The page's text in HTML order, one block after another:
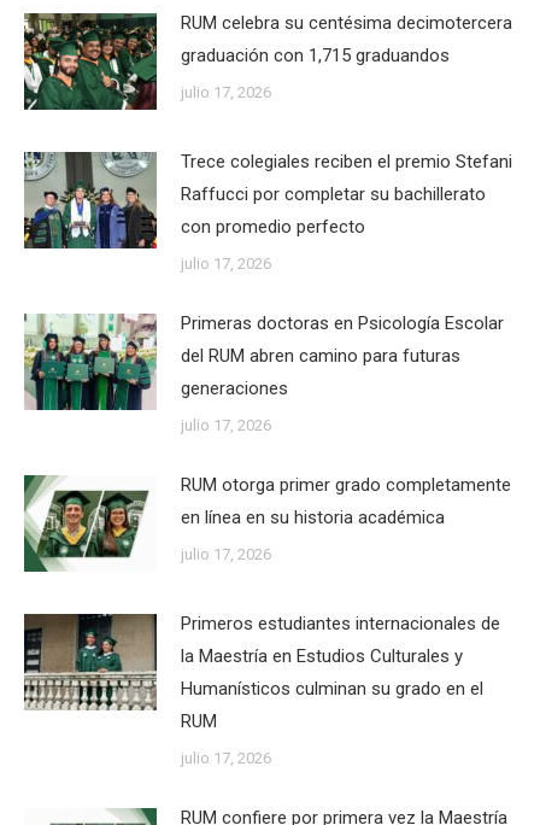
RUM celebra su centésima decimotercera
graduación con 1,715 graduandos
julio 17, 2026
Trece colegiales reciben el premio Stefani
Raffucci por completar su bachillerato
con promedio perfecto
julio 17, 2026
Primeras doctoras en Psicología Escolar
del RUM abren camino para futuras
generaciones
julio 17, 2026
RUM otorga primer grado completamente
en línea en su historia académica
julio 17, 2026
Primeros estudiantes internacionales de
la Maestría en Estudios Culturales y
Humanísticos culminan su grado en el
RUM
julio 17, 2026
RUM confiere por primera vez la Maestría